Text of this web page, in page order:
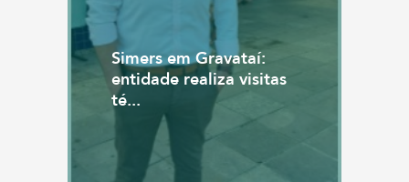
Simers em Gravataí:
entidade realiza visitas
té...